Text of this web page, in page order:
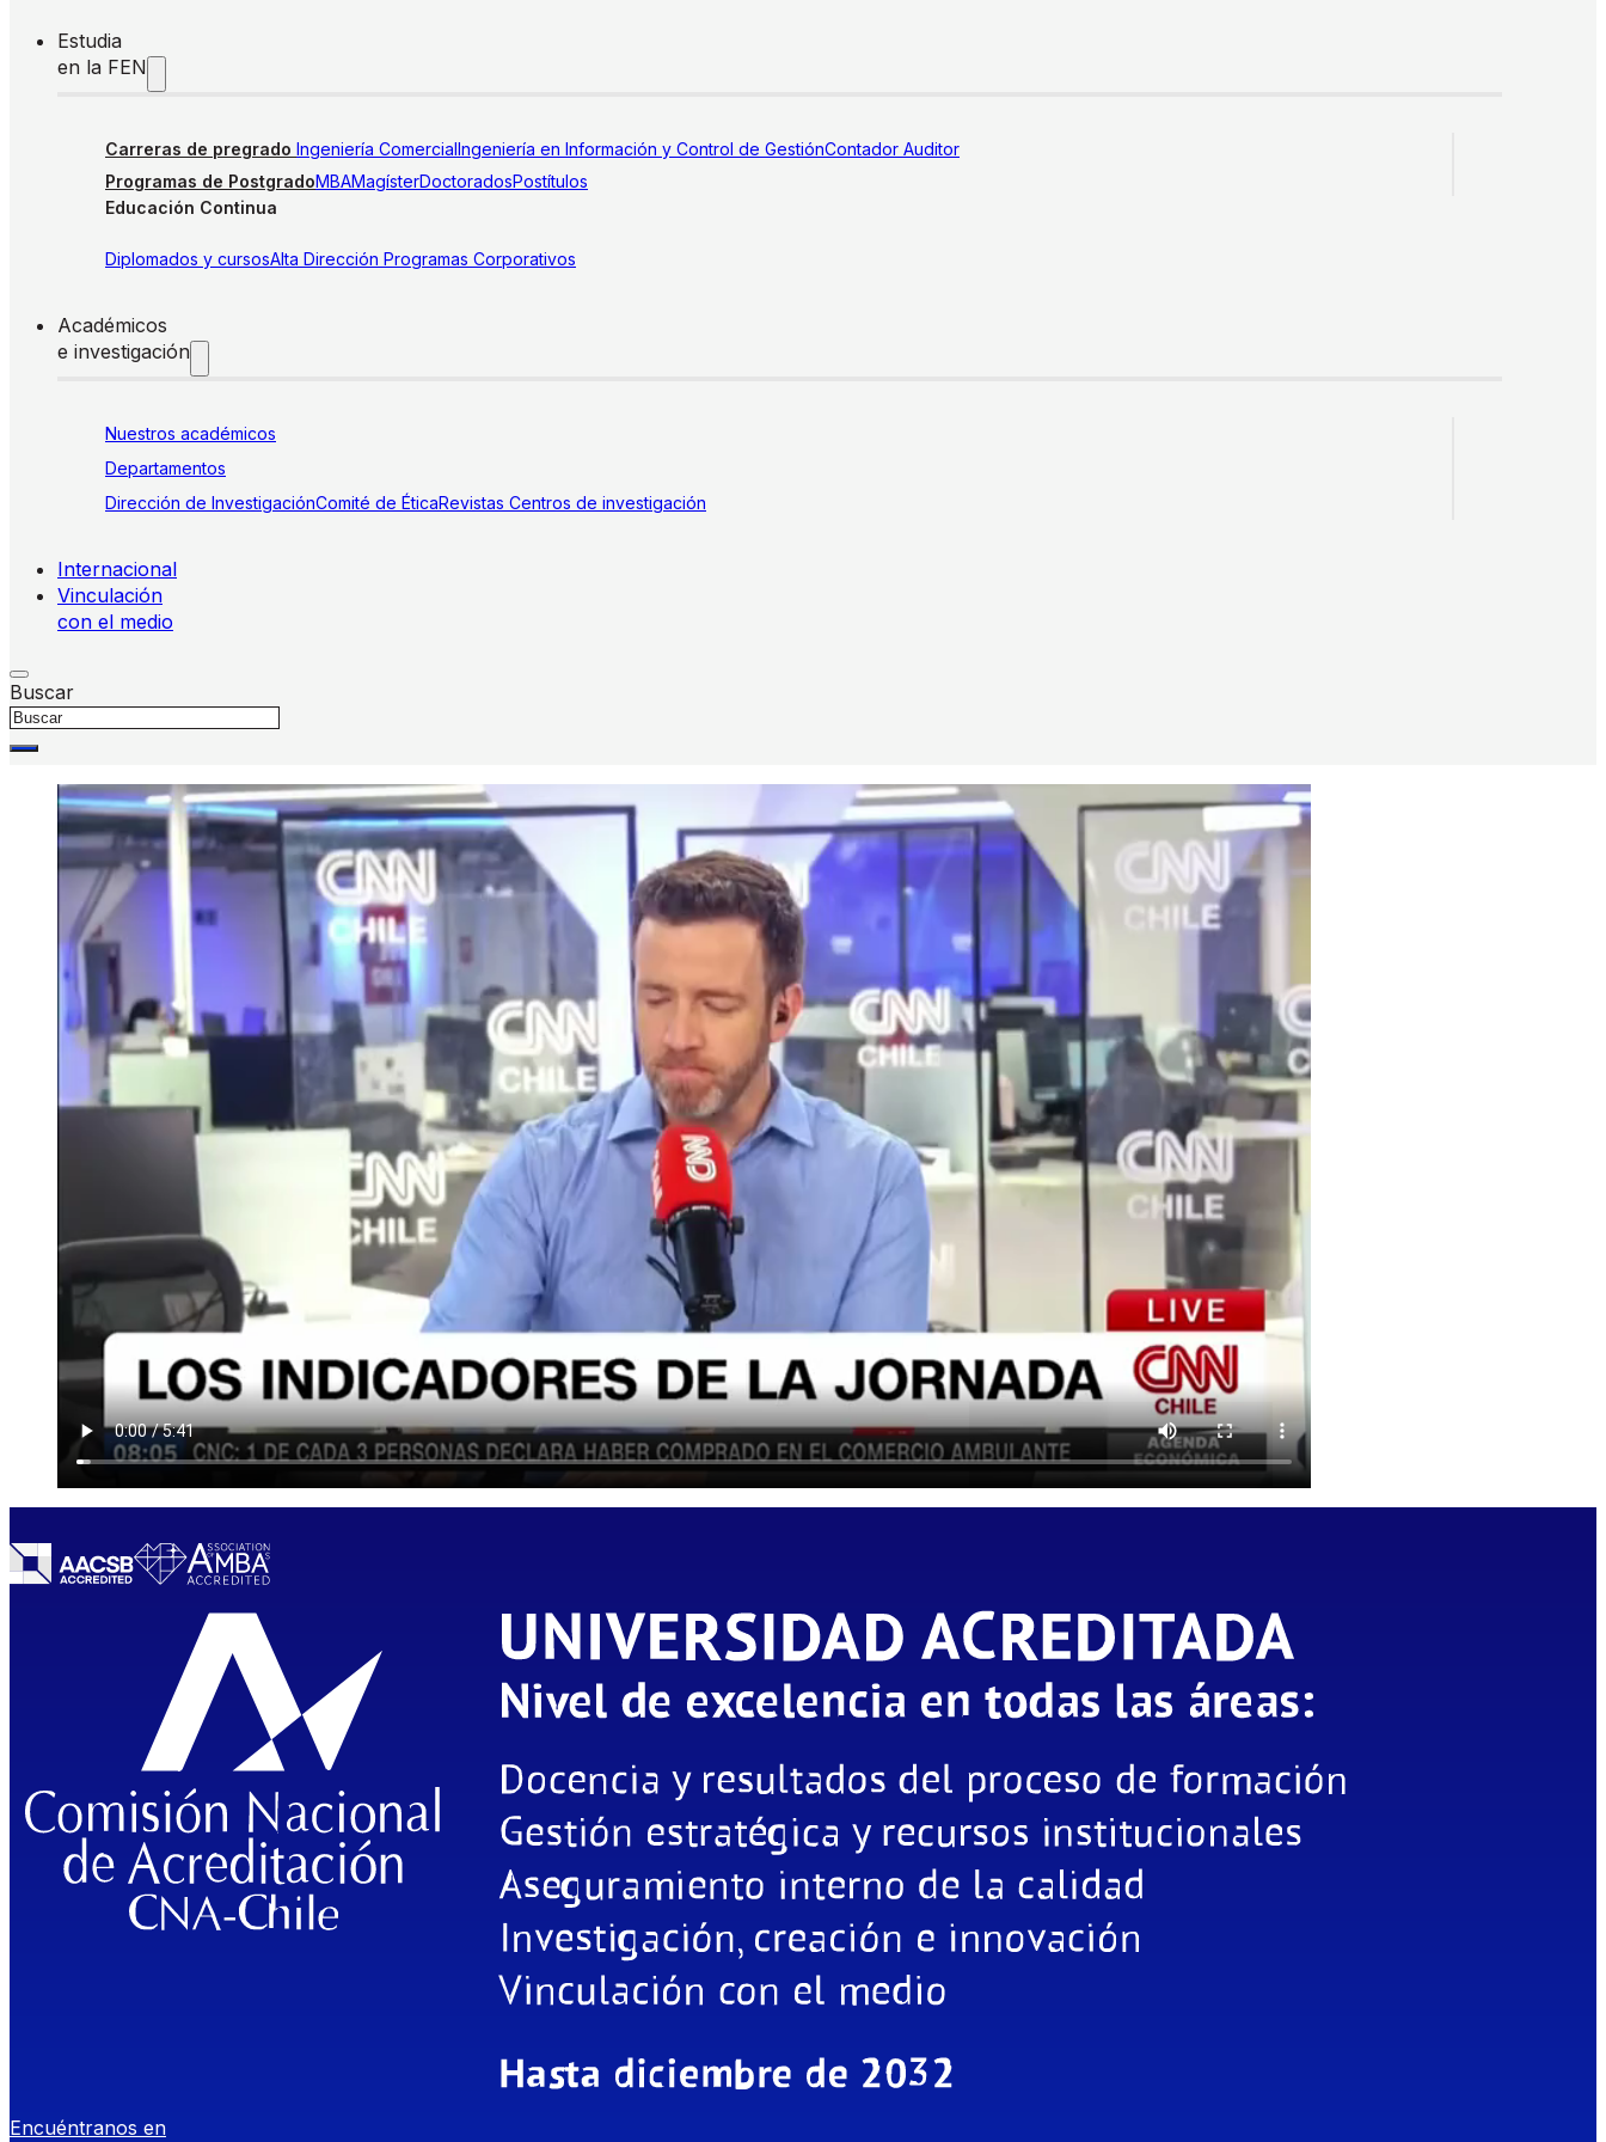
Estudia
en la FEN
Carreras de pregrado Ingeniería ComercialIngeniería en Información y Control de GestiónContador Auditor
Programas de PostgradoMBAMagísterDoctoradosPostítulos
Educación Continua
Diplomados y cursosAlta Dirección Programas Corporativos
Académicos
e investigación
Nuestros académicos
Departamentos
Dirección de InvestigaciónComité de ÉticaRevistas Centros de investigación
Internacional
Vinculación
con el medio
Buscar
Encuéntranos en